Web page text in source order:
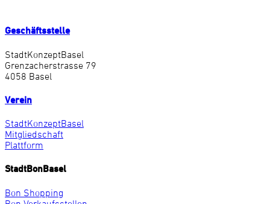
Geschäftsstelle
StadtKonzeptBasel
Grenzacherstrasse 79
4058 Basel
Verein
StadtKonzeptBasel
Mitgliedschaft
Plattform
StadtBonBasel
Bon Shopping